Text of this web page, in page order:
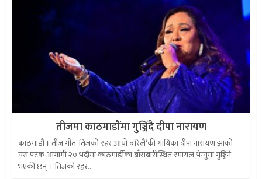
तीजमा काठमाडौंमा गुञ्जिँदै दीपा नारायण
काठमाडौं । तीज गीत ‘तिजको रहर आयो बरिलै‘की गायिका दीपा नारायण झाको
यस पटक आगामी २० भदौमा काठमाडौँका बाँसबारीस्थित रमायल भेन्युमा गुञ्जिने
भएकी छन् । ‘तिजको रहर...